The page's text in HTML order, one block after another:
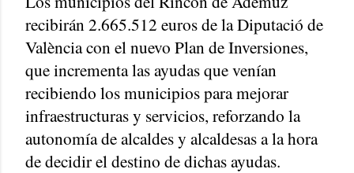
recibirán 2.665.512 euros de la Diputació de
València con el nuevo Plan de Inversiones,
que incrementa las ayudas que venían
recibiendo los municipios para mejorar
infraestructuras y servicios, reforzando la
autonomía de alcaldes y alcaldesas a la hora
de decidir el destino de dichas ayudas.